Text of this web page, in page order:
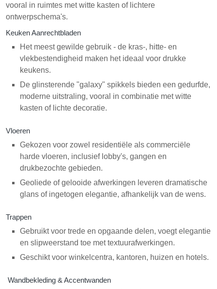
vooral in ruimtes met witte kasten of lichtere
ontwerpschema's.
Keuken Aanrechtbladen
Het meest gewilde gebruik - de kras-, hitte- en
vlekbestendigheid maken het ideaal voor drukke
keukens.
De glinsterende "galaxy" spikkels bieden een gedurfde,
moderne uitstraling, vooral in combinatie met witte
kasten of lichte decoratie.
Vloeren
Gekozen voor zowel residentiële als commerciële
harde vloeren, inclusief lobby's, gangen en
drukbezochte gebieden.
Geoliede of gelooide afwerkingen leveren dramatische
glans of ingetogen elegantie, afhankelijk van de wens.
Trappen
Gebruikt voor trede en opgaande delen, voegt elegantie
en slipweerstand toe met textuurafwerkingen.
Geschikt voor winkelcentra, kantoren, huizen en hotels.
Wandbekleding & Accentwanden